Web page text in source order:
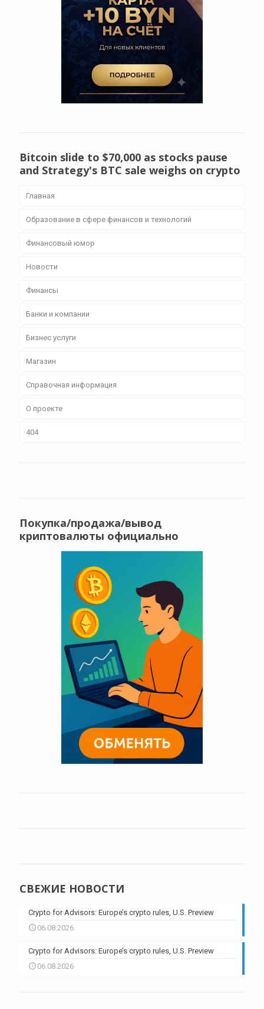
Bitcoin slide to $70,000 as stocks pause
and Strategy's BTC sale weighs on crypto
Главная
Образование в сфере финансов и технологий
Финансовый юмор
Новости
Финансы
Банки и компании
Бизнес уcлуги
Магазин
Справочная информация
О проекте
404
Покупка/продажа/вывод
криптовалюты официально
СВЕЖИЕ НОВОСТИ
Crypto for Advisors: Europe’s crypto rules, U.S. Preview
06.08.2026
Crypto for Advisors: Europe’s crypto rules, U.S. Preview
06.08.2026